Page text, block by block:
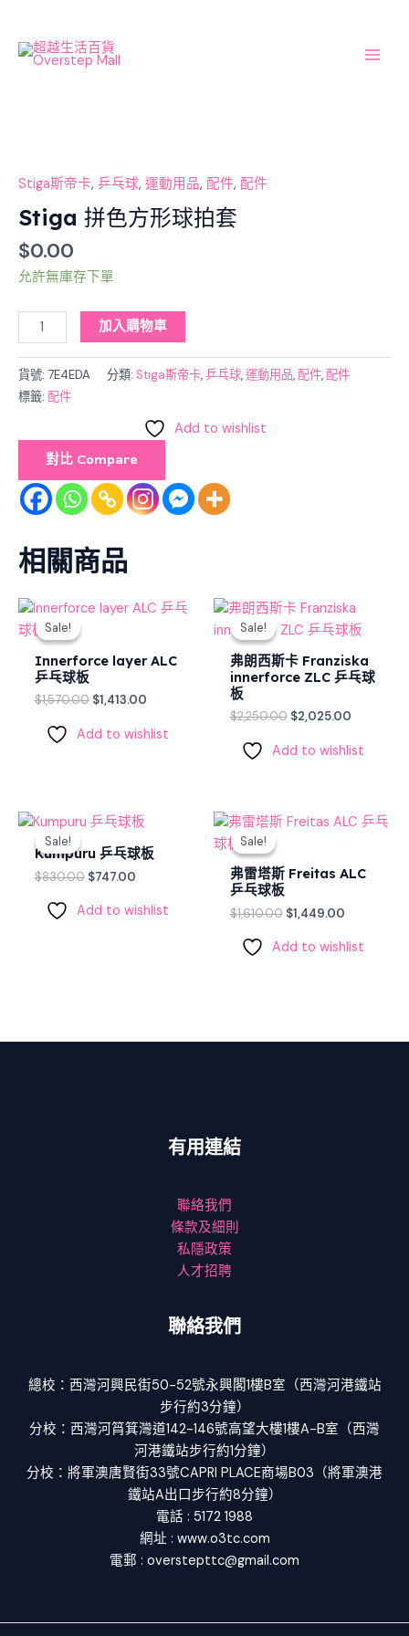
content
Stiga斯帝卡, 乒乓球, 運動用品, 配件, 配件
Stiga 拼色方形球拍套
$0.00
允許無庫存下單
色
形
球
拍
數
加入購物車
貨號: 7E4EDA 分類: Stiga斯帝卡,乒乓球,運動用品,配件,配件
標籤: 配件
Add to wishlist
對比 Compare
相關商品
Sale!
Sale!
Innerforce layer ALC
乒乓球板
$1,570.00
Original
price
$1,413.00
Current
Add to wishlist
Sale!
Sale!
弗朗西斯卡 Franziska
innerforce ZLC 乒乓球
板
$2,250.00
Original
price
was:
$2,250.00.
$2,025.00
Current
price
is:
Add to wishlist
Sale!
Sale!
Kumpuru 乒乓球板
$830.00
Original
was:
$830.00.
$747.00
Current
is:
$747.00.
Add to wishlist
Sale!
Sale!
弗雷塔斯 Freitas ALC
乒乓球板
$1,610.00
Original
$1,610.00.
$1,449.00
Current
Add to wishlist
有用連結
聯絡我們
條款及細則
私隱政策
人才招聘
聯絡我們
總校：西灣河興民街50-52號永興閣1樓B室（西灣河港鐵站
步行約3分鐘）
分校：西灣河筲箕灣道142-146號高望大樓1樓A-B室（西灣
河港鐵站步行約1分鐘）
分校：將軍澳唐賢街33號CAPRI PLACE商場B03（將軍澳港
鐵站A出口步行約8分鐘）
電話 : 5172 1988
網址 : www.o3tc.com
電郵 : overstepttc@gmail.com